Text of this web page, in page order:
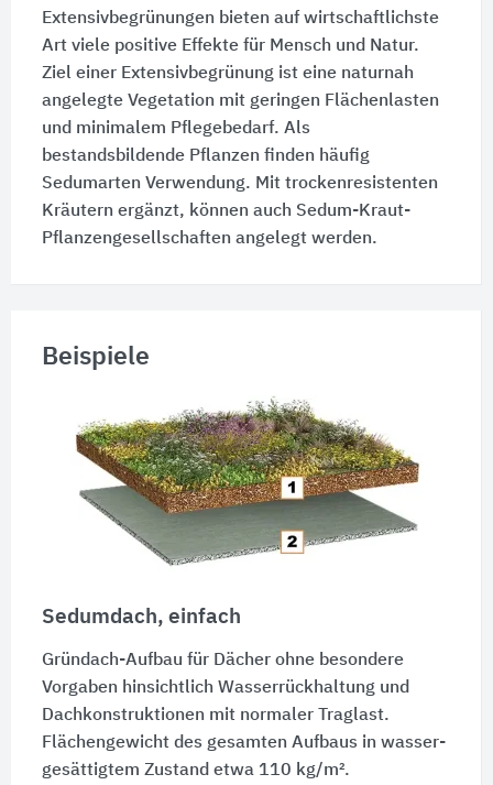
Extensivbegrünungen bieten auf wirtschaftlichste
Art viele positive Effekte für Mensch und Natur.
Ziel einer Extensivbegrünung ist eine naturnah
angelegte Vegetation mit geringen Flächenlasten
und minimalem Pflegebedarf. Als
bestandsbildende Pflanzen finden häufig
Sedumarten Verwendung. Mit trockenresistenten
Kräutern ergänzt, können auch Sedum-Kraut-
Pflanzengesellschaften angelegt werden.
Beispiele
Sedumdach, einfach
Gründach-Aufbau für Dächer ohne besondere
Vorgaben hinsichtlich Wasser­rückhaltung und
Dach­kon­struktionen mit normaler Traglast.
Flächengewicht des gesamten Aufbaus in wasser­
gesättigtem Zustand etwa 110 kg/m².